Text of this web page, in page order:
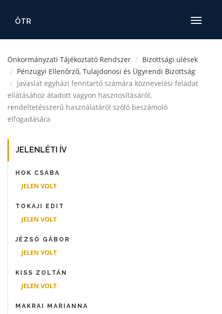
Toggle
ÖTR
Önkormányzati Tájékoztató Rendszer
Bizottsági ülések
Pénzügyi Ellenőrző, Tulajdonosi és Ügyrendi Bizottság
Javaslat egyházi fenntartó számára köznevelési feladat
ellátásához átadott vagyon hasznosításáról,
rendeltetésszerű használatáról szóló beszámoló
elfogadására
JELENLÉTI ÍV
HOK CSABA
JELEN VOLT
TOKAJI EDIT
JELEN VOLT
JÉZSÓ GÁBOR
JELEN VOLT
KISS ZOLTÁN
JELEN VOLT
MAKRAI MARIANNA